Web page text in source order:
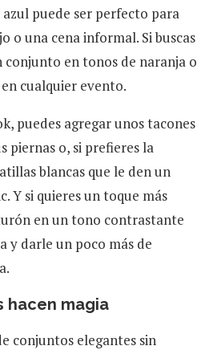
puede ser perfecto para
o una cena informal. Si buscas
conjunto en tonos de naranja o
cualquier evento.
puedes agregar unos tacones
piernas o, si prefieres la
blancas que le den un
Y si quieres un toque más
en un tono contrastante
y darle un poco más de
hacen magia
conjuntos elegantes sin